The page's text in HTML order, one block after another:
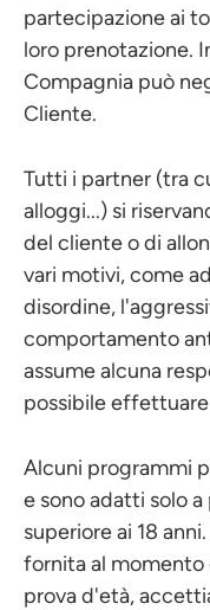
partecipazione ai
loro prenotazione.
Compagnia può
Cliente.
Tutti i partner (tra
alloggi...) si
del cliente o di
vari motivi, come
disordine,
comportamento
assume alcuna
possibile
Alcuni programmi
e sono adatti solo
superiore ai 18
fornita al momento
prova d'età,